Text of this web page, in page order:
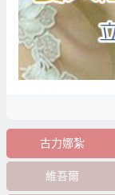
古力娜紮
維吾爾